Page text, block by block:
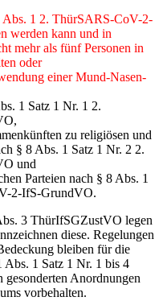
Abs. 1 2. ThürSARS-CoV-2-
werden kann und in
mehr als fünf Personen in
oder
einer Mund-Nasen-
1 Satz 1 Nr. 1 2.
zu religiösen und
§ 8 Abs. 1 Satz 1 Nr. 2 2.
und
Parteien nach § 8 Abs. 1
2-IfS-GrundVO.
3 ThürIfSGZustVO legen
diese. Regelungen
bleiben für die
Abs. 1 Satz 1 Nr. 1 bis 4
Anordnungen
vorbehalten.